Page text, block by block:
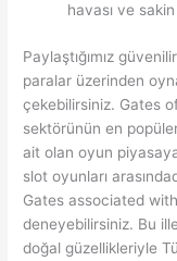
havası ve
Paylaştığımız
paralar üzerinden
çekebilirsiniz. Gates
sektörünün en
ait olan oyun
slot oyunları
Gates associated
deneyebilirsiniz. Bu
doğal güzellikleriyle